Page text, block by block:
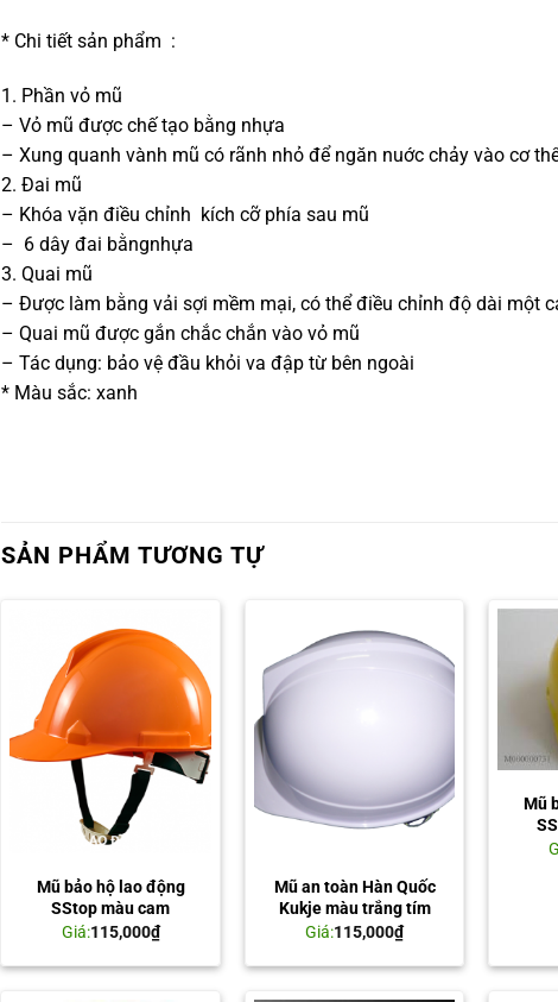
* Chi tiết sản phẩm :
1. Phần vỏ mũ
– Vỏ mũ được chế tạo bằng nhựa
– Xung quanh vành mũ có rãnh nhỏ để ngăn nuớc chảy vào cơ
2. Đai mũ
– Khóa vặn điều chỉnh kích cỡ phía sau mũ
– 6 dây đai bằngnhựa
3. Quai mũ
– Được làm bằng vải sợi mềm mại, có thể điều chỉnh độ dài một
– Quai mũ được gắn chắc chắn vào vỏ mũ
– Tác dụng: bảo vệ đầu khỏi va đập từ bên ngoài
* Màu sắc: xanh
SẢN PHẨM TƯƠNG TỰ
Mũ bảo hộ lao động
SStop màu cam
Giá:115,000₫
Mũ an toàn Hàn Quốc
Kukje màu trắng tím
Giá:115,000₫
Mũ